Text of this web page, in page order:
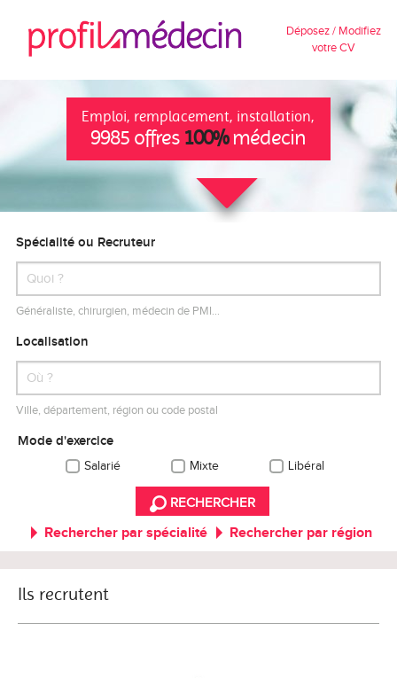
Déposez / Modifiez
votre CV
Emploi, remplacement, installation,
9985 offres 100%médecin
Spécialité ou Recruteur
Généraliste, chirurgien, médecin de PMI…
Localisation
Ville, département, région ou code postal
Mode d'exercice
Salarié Mixte Libéral
RECHERCHER
Rechercher par spécialité Rechercher par région
Ils recrutent